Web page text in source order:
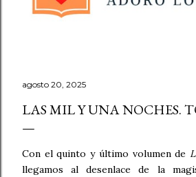
agosto 20, 2025
LAS MIL Y UNA NOCHES.
Con el quinto y último volumen de
llegamos al desenlace de la